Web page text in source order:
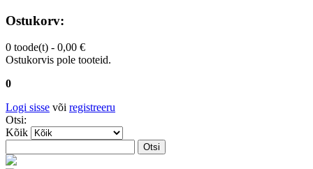
Ostukorv:
0 toode(t) - 0,00 €
Ostukorvis pole tooteid.
0
Logi sisse või registreeru
Otsi:
Kõik
Otsi